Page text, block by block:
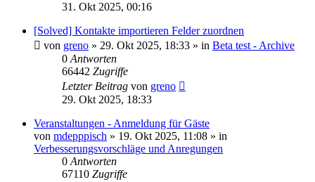
31. Okt 2025, 00:16
[Solved] Kontakte importieren Felder zuordnen
von greno » 29. Okt 2025, 18:33 » in Beta test - Archive
0 Antworten
66442 Zugriffe
Letzter Beitrag von greno
29. Okt 2025, 18:33
Veranstaltungen - Anmeldung für Gäste
von mdepppisch » 19. Okt 2025, 11:08 » in
Verbesserungsvorschläge und Anregungen
0 Antworten
67110 Zugriffe